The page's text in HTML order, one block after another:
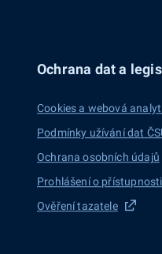
Ochrana dat a
Cookies a webová
Podmínky užívání dat
Ochrana osobních údajů
Prohlášení o přístupnosti
Ověření tazatele